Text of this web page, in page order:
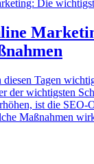
Tagen
der wichtigsten
ist die
Maßnahmen